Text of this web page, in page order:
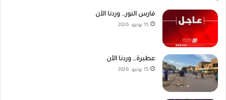
فارس النور… وردنا الآن
15 يونيو، 2026
عطبرة… وردنا الآن
15 يونيو، 2026